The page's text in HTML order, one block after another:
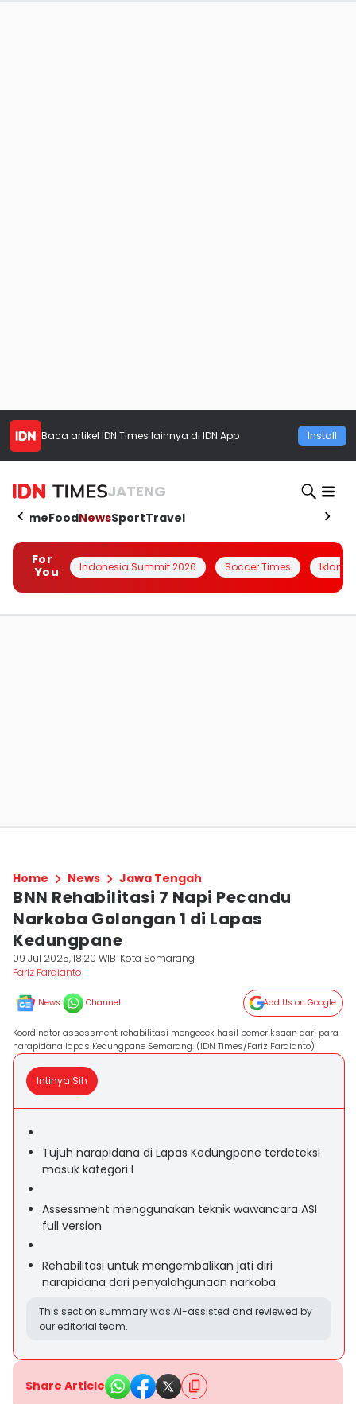
Baca artikel IDN Times lainnya di IDN App Install
JATENG
HomeFoodNewsSportTravel
For
You
Indonesia Summit 2026 Soccer Times Iklanin
Home News Jawa Tengah
BNN Rehabilitasi 7 Napi Pecandu
Narkoba Golongan 1 di Lapas
Kedungpane
09 Jul 2025, 18:20 WIB Kota Semarang
Fariz Fardianto
News Channel Add Us on Google
Koordinator assessment rehabilitasi mengecek hasil pemeriksaan dari para
narapidana lapas Kedungpane Semarang. (IDN Times/Fariz Fardianto)
Intinya Sih
Tujuh narapidana di Lapas Kedungpane terdeteksi
masuk kategori I
Assessment menggunakan teknik wawancara ASI
full version
Rehabilitasi untuk mengembalikan jati diri
narapidana dari penyalahgunaan narkoba
This section summary was AI-assisted and reviewed by
our editorial team.
Share Article